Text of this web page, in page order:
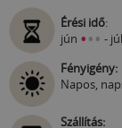
Érési idő:
jún ••• - júl
Fényigény:
Napos,
Szállítás: